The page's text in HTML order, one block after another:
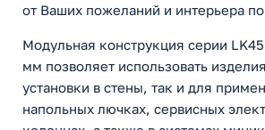
от Ваших пожеланий и интерьера
Модульная конструкция серии LK45
мм позволяет использовать
установки в стены, так и для
напольных лючках, сервисных